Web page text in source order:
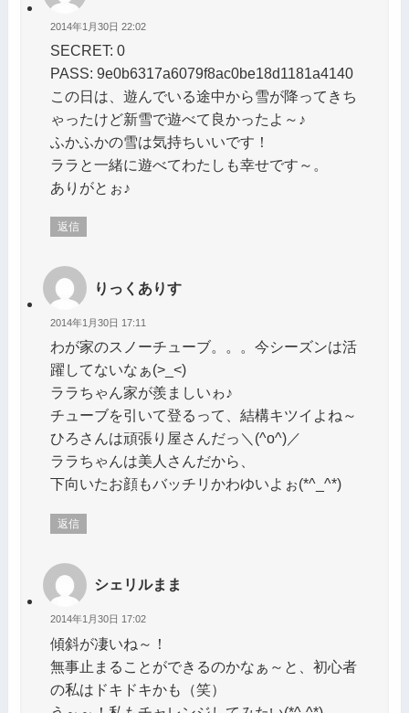
2014年1月30日 22:02
SECRET: 0
PASS: 9e0b6317a6079f8ac0be18d1181a4140
この日は、遊んでいる途中から雪が降ってきち
ゃったけど新雪で遊べて良かったよ～♪
ふかふかの雪は気持ちいいです！
ララと一緒に遊べてわたしも幸せです～。
ありがとぉ♪
返信
りっくありす
2014年1月30日 17:11
わが家のスノーチューブ。。。今シーズンは活
躍してないなぁ(>_<)
ララちゃん家が羨ましいゎ♪
チューブを引いて登るって、結構キツイよね～
ひろさんは頑張り屋さんだっ＼(^o^)／
ララちゃんは美人さんだから、
下向いたお顔もバッチリかわゆいよぉ(*^_^*)
返信
シェリルまま
2014年1月30日 17:02
傾斜が凄いね～！
無事止まることができるのかなぁ～と、初心者
の私はドキドキかも（笑）